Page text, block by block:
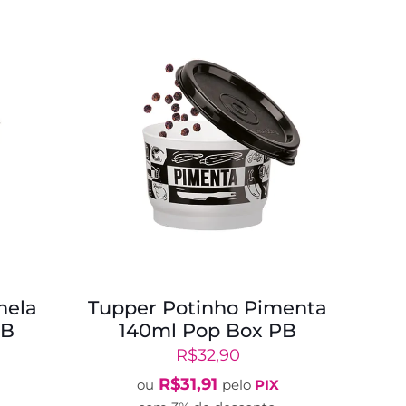
Tupper Potinho Pimenta
140ml Pop Box PB
R$32,90
ou R$31,91 pelo PIX